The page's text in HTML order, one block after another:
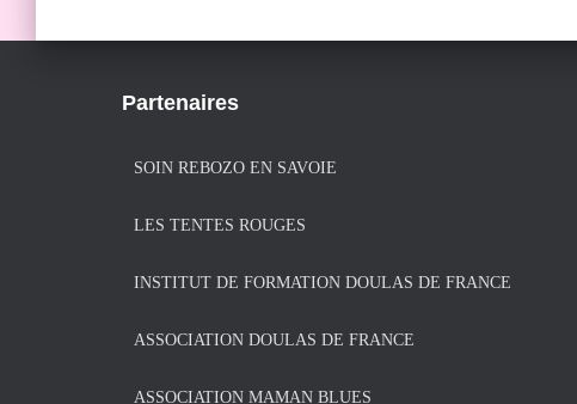
Partenaires
SOIN REBOZO EN SAVOIE
LES TENTES ROUGES
INSTITUT DE FORMATION DOULAS DE FRANCE
ASSOCIATION DOULAS DE FRANCE
ASSOCIATION MAMAN BLUES